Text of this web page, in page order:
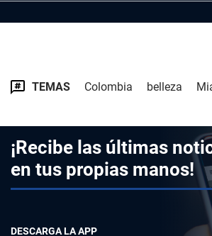
TEMAS Colombia belleza
¡Recibe las últimas
en tus propias manos!
DESCARGA LA APP